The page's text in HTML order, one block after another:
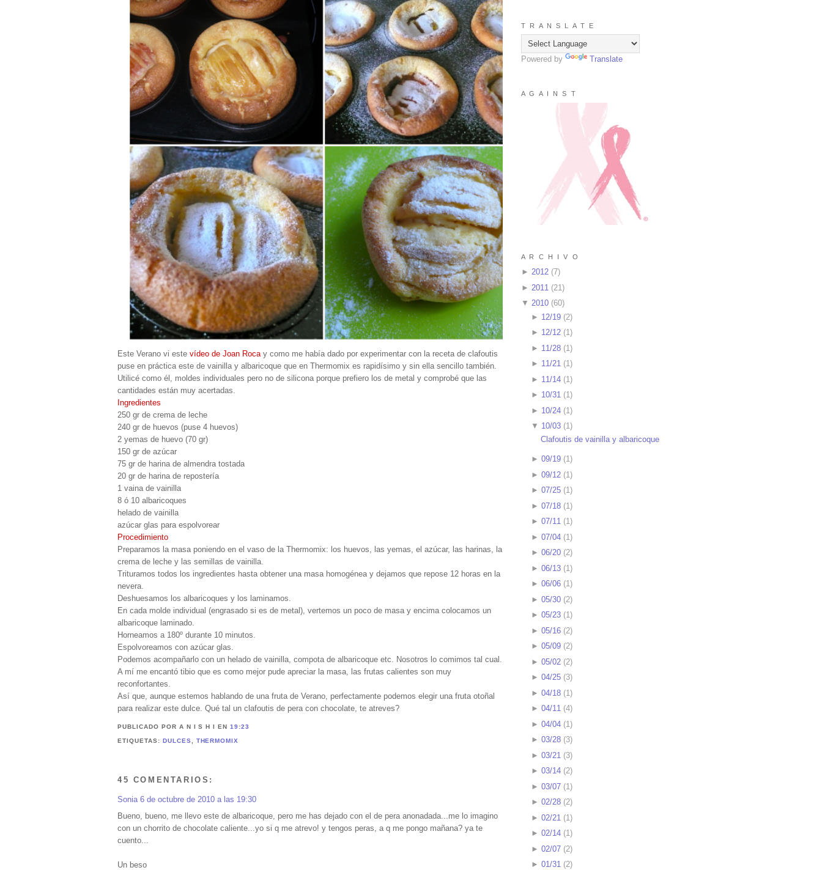
Este Verano vi este vídeo de Joan Roca y como me había dado por experimentar con la receta de clafoutis
puse en práctica este de vainilla y albaricoque que en Thermomix es rapidísimo y sin ella sencillo también.
Utilicé como él, moldes individuales pero no de silicona porque prefiero los de metal y comprobé que las
cantidades están muy acertadas.
Ingredientes
250 gr de crema de leche
240 gr de huevos (puse 4 huevos)
2 yemas de huevo (70 gr)
150 gr de azúcar
75 gr de harina de almendra tostada
20 gr de harina de repostería
1 vaina de vainilla
8 ó 10 albaricoques
helado de vainilla
azúcar glas para espolvorear
Procedimiento
Preparamos la masa poniendo en el vaso de la Thermomix: los huevos, las yemas, el azúcar, las harinas, la
crema de leche y las semillas de vainilla.
Trituramos todos los ingredientes hasta obtener una masa homogénea y dejamos que repose 12 horas en la
nevera.
Deshuesamos los albaricoques y los laminamos.
En cada molde individual (engrasado si es de metal), vertemos un poco de masa y encima colocamos un
albaricoque laminado.
Horneamos a 180º durante 10 minutos.
Espolvoreamos con azúcar glas.
Podemos acompañarlo con un helado de vainilla, compota de albaricoque etc. Nosotros lo comimos tal cual.
A mí me encantó tibio que es como mejor pude apreciar la masa, las frutas calientes son muy
reconfortantes.
Así que, aunque estemos hablando de una fruta de Verano, perfectamente podemos elegir una fruta otoñal
para realizar este dulce. Qué tal un clafoutis de pera con chocolate, te atreves?
PUBLICADO POR A N I S H IEN19:23
ETIQUETAS: DULCES THERMOMIX
45 COMENTARIOS:
Sonia 6 de octubre de 2010 a las 19:30
Bueno, bueno, me llevo este de albaricoque, pero me has dejado con el de pera anonadada...me lo imagino
con un chorrito de chocolate caliente...yo si q me atrevo! y tengos peras, a q me pongo mañana? ya te
cuento...
Un beso
T R A N S L A T E
Powered by Translate
A G A I N S T
A R C H I V O
► 2012 (7)
► 2011 (21 )
▼ 2010 (60)
► 12/19(2)
► 12/12(1)
► 11/28(1)
► 11/21(1)
► 11/14(1)
► 10/31(1)
► 10/24(1)
▼ 10/03(1)
Clafoutis de vainilla y albaricoque
► 09/19(1)
► 09/12(1 )
► 07/25(1)
► 07/18(1 )
► 07/11(1)
► 07/04(1 )
► 06/20(2)
► 06/13(1 )
► 06/06(1)
► 05/30(2)
► 05/23(1)
► 05/16(2)
► 05/09(2)
► 05/02(2)
► 04/25(3)
► 04/18(1 )
► 04/11(4)
► 04/04(1 )
► 03/28(3)
► 03/21 (3)
► 03/14(2)
► 03/07(1 )
► 02/28(2)
► 02/21 (1 )
► 02/14(1)
► 02/07(2)
► 01/31(2)